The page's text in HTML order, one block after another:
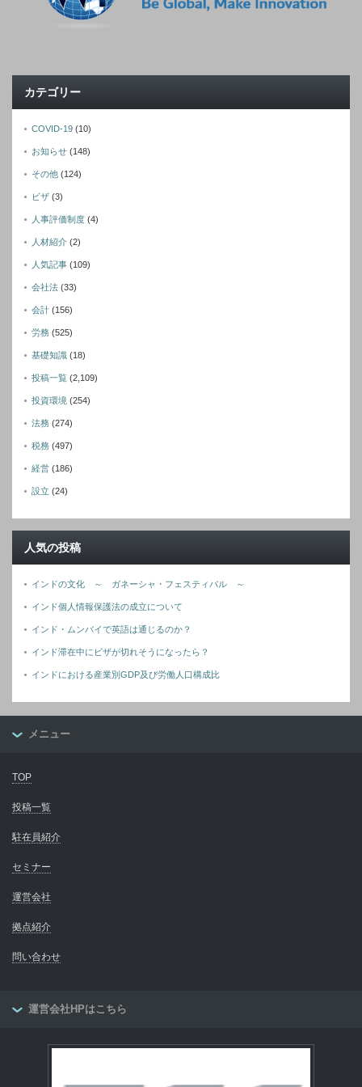
カテゴリー
COVID-19 (10)
お知らせ (148)
その他 (124)
ビザ (3)
人事評価制度 (4)
人材紹介 (2)
人気記事 (109)
会社法 (33)
会計 (156)
労務 (525)
基礎知識 (18)
投稿一覧 (2,109)
投資環境 (254)
法務 (274)
税務 (497)
経営 (186)
設立 (24)
人気の投稿
インドの文化 ～ ガネーシャ・フェスティバル ～
インド個人情報保護法の成立について
インド・ムンバイで英語は通じるのか？
インド滞在中にビザが切れそうになったら？
インドにおける産業別GDP及び労働人口構成比
メニュー
TOP
投稿一覧
駐在員紹介
セミナー
運営会社
拠点紹介
問い合わせ
運営会社HPはこちら